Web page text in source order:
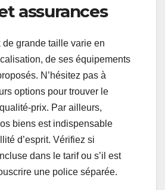
assurances
de grande taille varie en
de ses équipements
N’hésitez pas à
options pour trouver le
prix. Par ailleurs,
biens est indispensable
d’esprit. Vérifiez si
dans le tarif ou s’il est
une police séparée.